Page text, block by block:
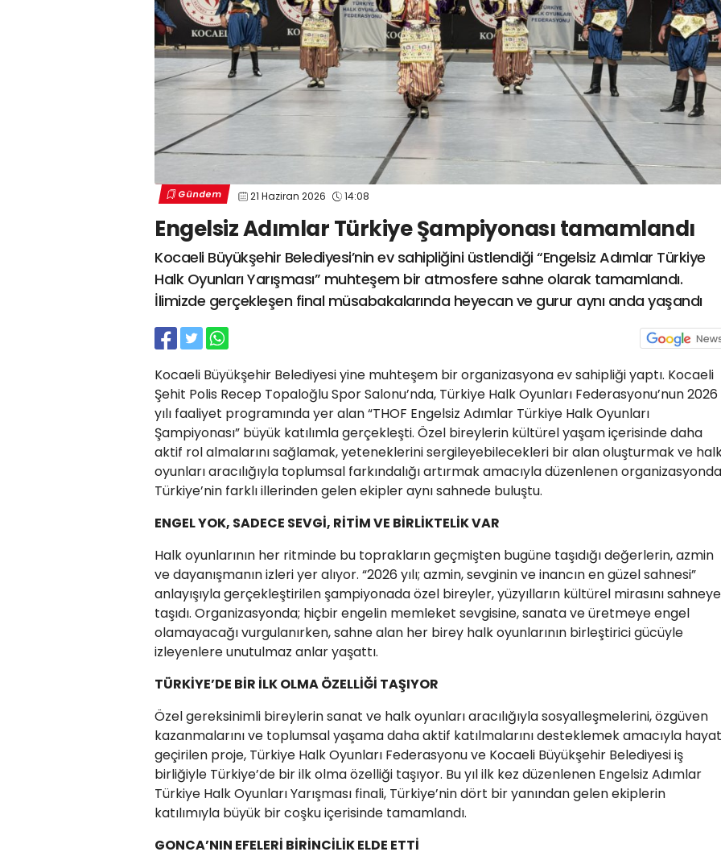
Gündem 21 Haziran 2026 14:08
Engelsiz Adımlar Türkiye Şampiyonası tamamlandı
Kocaeli Büyükşehir Belediyesi’nin ev sahipliğini üstlendiği “Engelsiz Adımlar Türkiye
Halk Oyunları Yarışması” muhteşem bir atmosfere sahne olarak tamamlandı.
İlimizde gerçekleşen final müsabakalarında heyecan ve gurur aynı anda yaşandı
Kocaeli Büyükşehir Belediyesi yine muhteşem bir organizasyona ev sahipliği yaptı. Kocaeli
Şehit Polis Recep Topaloğlu Spor Salonu’nda, Türkiye Halk Oyunları Federasyonu’nun 2026
yılı faaliyet programında yer alan “THOF Engelsiz Adımlar Türkiye Halk Oyunları
Şampiyonası” büyük katılımla gerçekleşti. Özel bireylerin kültürel yaşam içerisinde daha
aktif rol almalarını sağlamak, yeteneklerini sergileyebilecekleri bir alan oluşturmak ve
oyunları aracılığıyla toplumsal farkındalığı artırmak amacıyla düzenlenen
Türkiye’nin farklı illerinden gelen ekipler aynı sahnede buluştu.
ENGEL YOK, SADECE SEVGİ, RİTİM VE BİRLİKTELİK VAR
Halk oyunlarının her ritminde bu toprakların geçmişten bugüne taşıdığı değerlerin, azmin
ve dayanışmanın izleri yer alıyor. “2026 yılı; azmin, sevginin ve inancın en güzel sahnesi”
anlayışıyla gerçekleştirilen şampiyonada özel bireyler, yüzyılların kültürel mirasını sahneye
taşıdı. Organizasyonda; hiçbir engelin memleket sevgisine, sanata ve üretmeye engel
olamayacağı vurgulanırken, sahne alan her birey halk oyunlarının birleştirici gücüyle
izleyenlere unutulmaz anlar yaşattı.
TÜRKİYE’DE BİR İLK OLMA ÖZELLİĞİ TAŞIYOR
Özel gereksinimli bireylerin sanat ve halk oyunları aracılığıyla sosyalleşmelerini, özgüven
kazanmalarını ve toplumsal yaşama daha aktif katılmalarını desteklemek amacıyla
geçirilen proje, Türkiye Halk Oyunları Federasyonu ve Kocaeli Büyükşehir Belediyesi iş
birliğiyle Türkiye’de bir ilk olma özelliği taşıyor. Bu yıl ilk kez düzenlenen Engelsiz Adımlar
Türkiye Halk Oyunları Yarışması finali, Türkiye’nin dört bir yanından gelen ekiplerin
katılımıyla büyük bir coşku içerisinde tamamlandı.
GONCA’NIN EFELERİ BİRİNCİLİK ELDE ETTİ